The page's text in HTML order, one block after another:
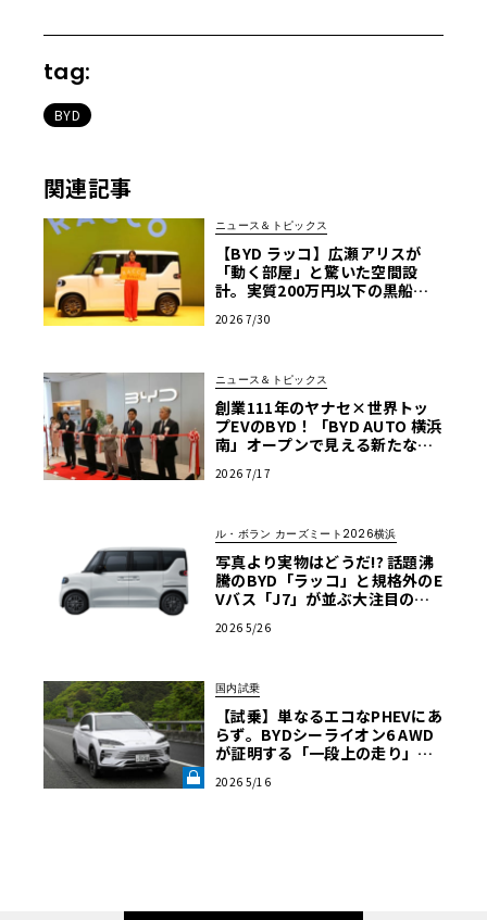
tag:
BYD
関連記事
ニュース＆トピックス
【BYD ラッコ】広瀬アリスが
「動く部屋」と驚いた空間設
計。実質200万円以下の黒船ス
2026 7/30
ニュース＆トピックス
創業111年のヤナセ×世界トッ
プEVのBYD！「BYD AUTO 横浜
南」オープンで見える新たなク
2026 7/17
ル・ボラン カーズミート2026横浜
写真より実物はどうだ!? 話題沸
騰のBYD「ラッコ」と規格外のE
Vバス「J7」が並ぶ大注目のブ
ミート2026横浜】
2026 5/26
国内試乗
【試乗】単なるエコなPHEVにあ
らず。BYDシーライオン6 AWD
が証明する「一段上の走り」と
2026 5/16